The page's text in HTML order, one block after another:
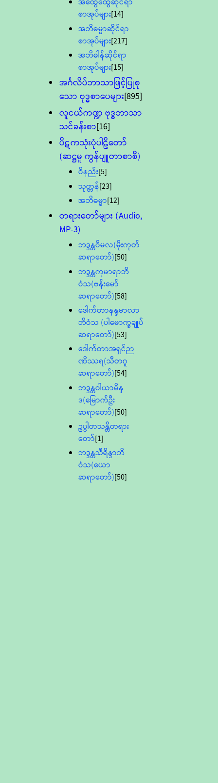
စာအုပ်များ[14]
အဘိဓမ္မာဆိုင်ရာ
စာအုပ်များ[217]
အဘိဓါန်ဆိုင်ရာ
စာအုပ်များ[15]
အင်္ဂလိပ်ဘာသာဖြင့်ပြုစု
သော ဗုဒ္ဓစာပေများ[895]
လူငယ်ကဏ္ဍ ဗုဒ္ဓဘာသာ
သင်ခန်းစာ[16]
ပိဋကသုံးပုံပါဠိတော်
(ဆဋ္ဌမူ ကွန်ပျူတာစာစီ)
ဝိနည်း[5]
သုတ္တန်[23]
အဘိဓမ္မာ[12]
တရားတော်များ (Audio,
MP-3)
ဘဒ္ဒန္တဝိမလ(မိုးကုတ်
ဆရာတော်)[50]
ဘဒ္ဒန္တကုမာရာဘိ
ဝံသ(ဗန်းမော်
ဆရာတော်)[58]
ဒေါက်တာနန္ဒမာလာ
ဘိဝံသ (ပါမောက္ခချုပ်
ဆရာတော်)[53]
ဒေါက်တာအရှင်ဉာ
ဏိဿရ(သီတဂူ
ဆရာတော်)[54]
ဘဒ္ဒန္တဝါယာမိန္
ဒ(မြောက်ဦး
ဆရာတော်)[50]
ဥပ္ပါတသန္တိတရား
တော်[1]
ဘဒ္ဒန္တသီရိန္ဒာဘိ
ဝံသ(ယော
ဆရာတော်)[50]